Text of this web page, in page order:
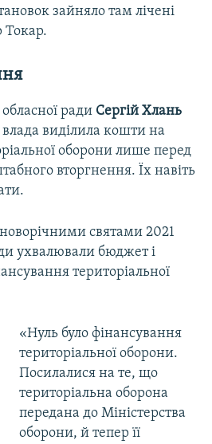
зайняло там лічені
Токар.
ради Сергій Хлань
виділила кошти на
оборони лише перед
вторгнення. Їх навіть
святами 2021
ухвалювали бюджет і
територіальної
«Нуль було фінансування
територіальної оборони.
Посилалися на те, що
територіальна оборона
передана до Міністерства
оборони, й тепер її